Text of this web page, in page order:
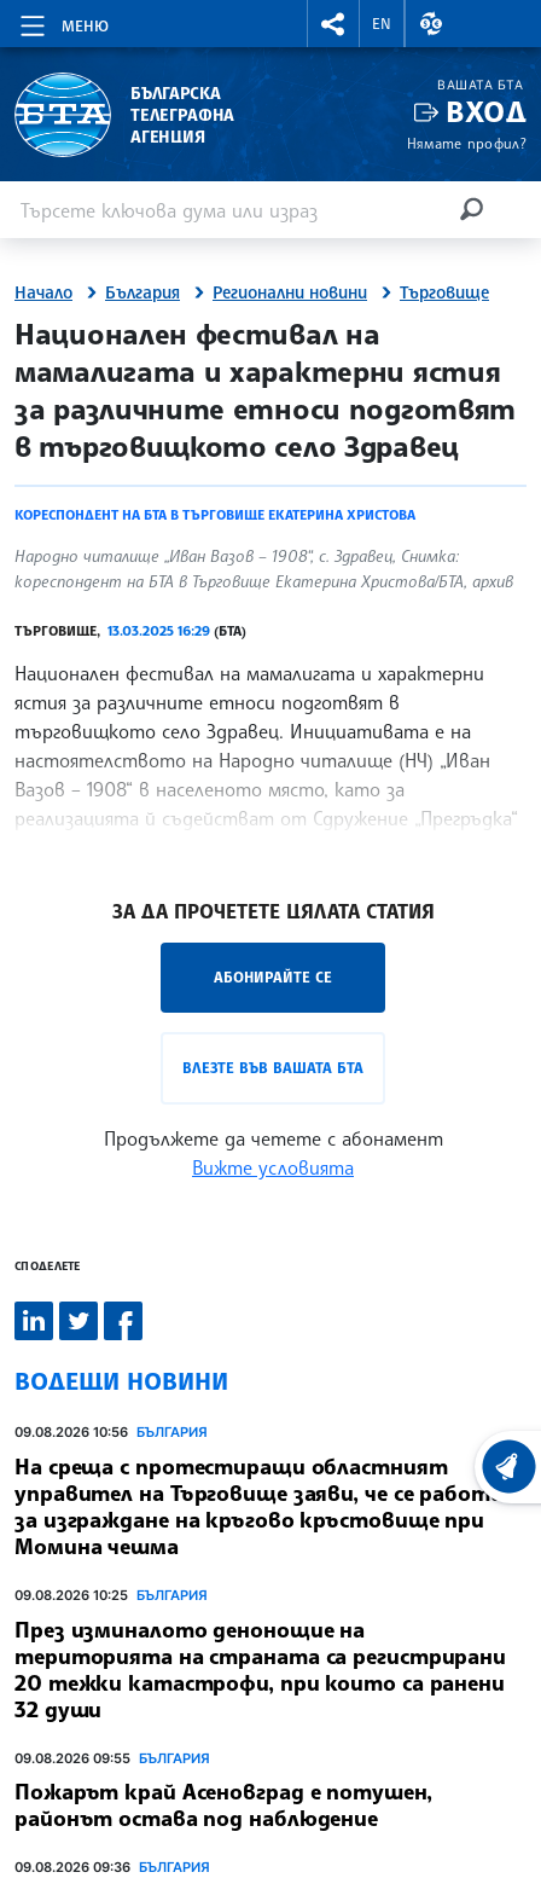
МЕНЮ
RIGHTMENU.SOCIAL
EN
ВАЛУТНИ
БЪЛГАРСКА
ТЕЛЕГРАФНА
АГЕНЦИЯ
ВАШАТА БТА
ВХОД
Нямате профил?
Начало България Регионални новини Търговище
site.bta
Национален фестивал на
мамалигата и характерни ястия
за различните етноси подготвят
в търговищкото село Здравец
КОРЕСПОНДЕНТ НА БТА В ТЪРГОВИЩЕ ЕКАТЕРИНА ХРИСТОВА
Народно читалище „Иван Вазов – 1908“, с. Здравец, Снимка:
кореспондент на БТА в Търговище Екатерина Христова/БТА, архив
ТЪРГОВИЩЕ, 13.03.2025 16:29 (БТА)
Национален фестивал на мамалигата и характерни
ястия за различните етноси подготвят в
търговищкото село Здравец. Инициативата е на
настоятелството на Народно читалище (НЧ) „Иван
Вазов – 1908“ в населеното място, като за
реализацията й съдействат от Сдружение „Прегръдка“
ЗА ДА ПРОЧЕТЕТЕ ЦЯЛАТА СТАТИЯ
АБОНИРАЙТЕ СЕ
ВЛЕЗТЕ ВЪВ ВАШАТА БТА
Продължете да четете с абонамент
Вижте условията
СПОДЕЛЕТЕ
ВОДЕЩИ НОВИНИ
09.08.2026 10:56 БЪЛГАРИЯ
На среща с протестиращи областният
управител на Търговище заяви, че се работи
за изграждане на кръгово кръстовище при
Момина чешма
09.08.2026 10:25 БЪЛГАРИЯ
През изминалото денонощие на
територията на страната са регистрирани
20 тежки катастрофи, при които са ранени
32 души
09.08.2026 09:55 БЪЛГАРИЯ
Пожарът край Асеновград е потушен,
районът остава под наблюдение
09.08.2026 09:36 БЪЛГАРИЯ